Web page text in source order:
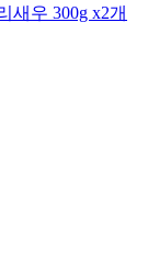
새우 300g x2개